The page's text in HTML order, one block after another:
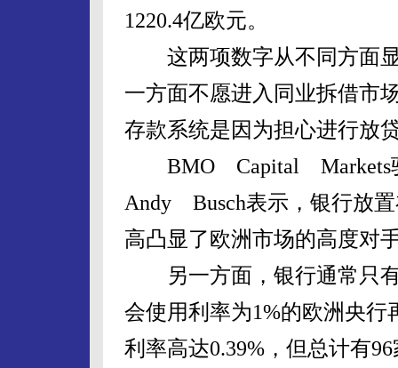
1220.4亿欧元。
这两项数字从不同方面显
一方面不愿进入同业拆借市
存款系统是因为担心进行放
BMO Capital Markets驻
Andy Busch表示，银行放
高凸显了欧洲市场的高度对
另一方面，银行通常只有
会使用利率为1%的欧洲央
利率高达0.39%，但总计有